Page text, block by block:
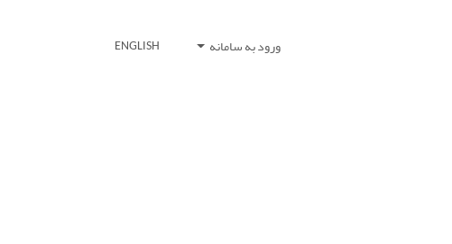
ورود به سامانه ENGLISH